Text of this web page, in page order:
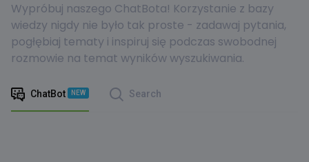
Wypróbuj naszego ChatBota! Korzystanie z bazy
wiedzy nigdy nie było tak proste - zadawaj pytania,
pogłębiaj tematy i inspiruj się podczas swobodnej
rozmowie na temat wyników wyszukiwania.
ChatBot NEW Search